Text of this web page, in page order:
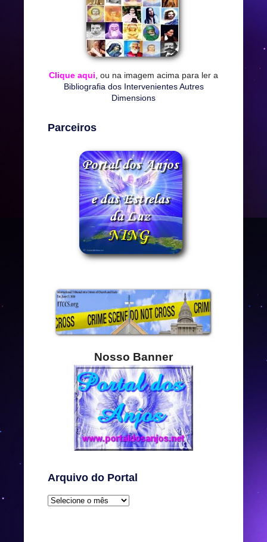
Clique aqui , ou na imagem acima para ler a
Bibliografia dos Intervenientes Autres
Dimensions
Parceiros
Nosso Banner
Arquivo do Portal